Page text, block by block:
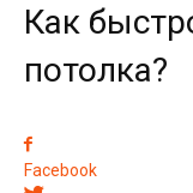
Как
потолка?
Facebook